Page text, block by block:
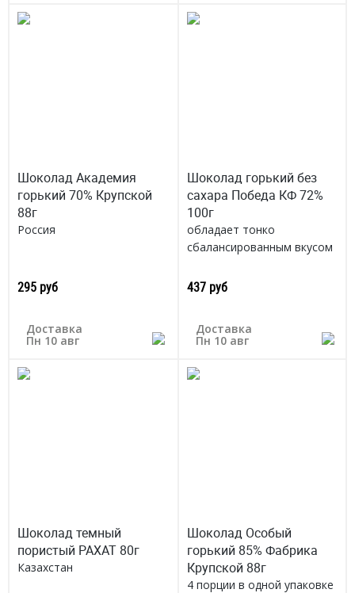
Шоколад Академия
горький 70% Крупской
88г
Россия
295 руб
Доставка
Пн 10 авг
Шоколад горький без
сахара Победа КФ 72%
100г
обладает тонко
сбалансированным вкусом
натуральные ингридиенты
Россия
437 руб
Доставка
Пн 10 авг
Шоколад темный
пористый РАХАТ 80г
Казахстан
Шоколад Особый
горький 85% Фабрика
Крупской 88г
4 порции в одной упаковке